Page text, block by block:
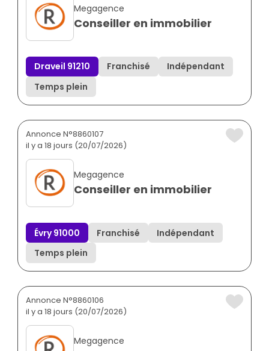
Megagence
Conseiller en immobilier
Draveil 91210 Franchisé
Indépendant
Temps plein
Annonce N°8860107
il y a 18 jours (20/07/2026)
Megagence
Conseiller en immobilier
Évry 91000 Franchisé
Indépendant
Temps plein
Annonce N°8860106
il y a 18 jours (20/07/2026)
Megagence